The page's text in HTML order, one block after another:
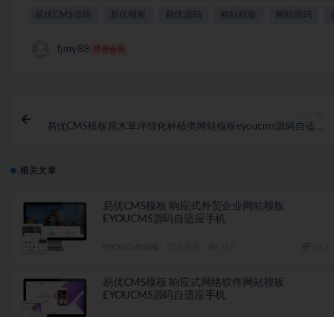
易优CMS源码 易优模板 易优源码 网站模板 网站源码
fjmy88 终身会员
易优CMS模板苗木草坪绿化种植类网站模板eyoucms源码自适应
相关文章
易优CMS模板 响应式外贸企业网站模板
EYOUCMS源码自适应手机
易优CMS模板 响应式网络软件网站模板
EYOUCMS源码自适应手机